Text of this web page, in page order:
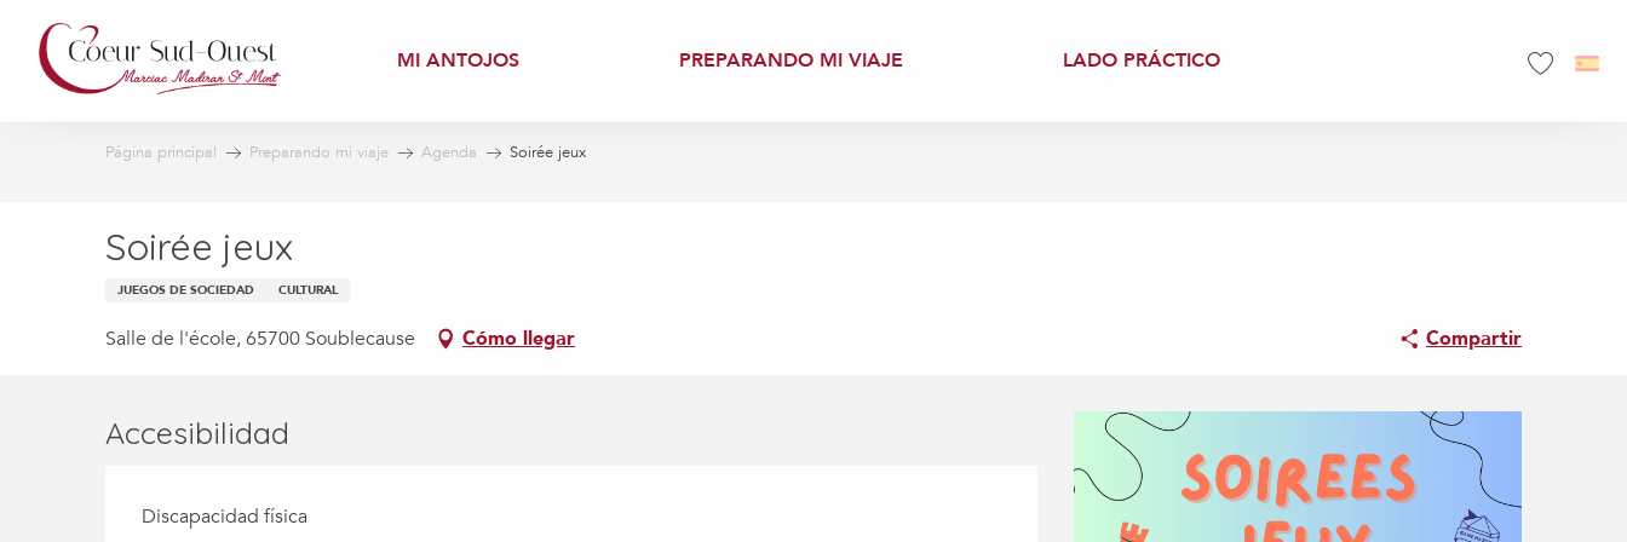
contenu
principal
MI ANTOJOS PREPARANDO MI VIAJE LADO PRÁCTICO
Página principal Preparando mi viaje Agenda Soirée jeux
Soirée jeux
JUEGOS DE SOCIEDAD CULTURAL
Salle de l'école, 65700 Soublecause Cómo llegar Compartir
Accesibilidad
Discapacidad física